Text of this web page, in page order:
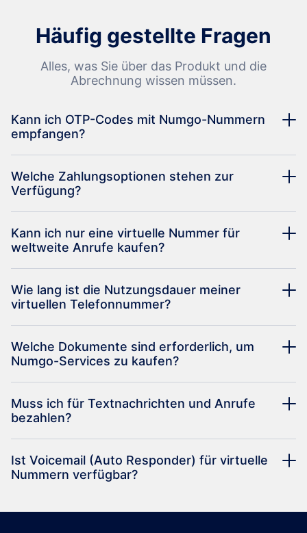
Häufig gestellte Fragen
Alles, was Sie über das Produkt und die
Abrechnung wissen müssen.
Kann ich OTP-Codes mit Numgo-Nummern
empfangen?
Welche Zahlungsoptionen stehen zur
Verfügung?
Kann ich nur eine virtuelle Nummer für
weltweite Anrufe kaufen?
Wie lang ist die Nutzungsdauer meiner
virtuellen Telefonnummer?
Welche Dokumente sind erforderlich, um
Numgo-Services zu kaufen?
Muss ich für Textnachrichten und Anrufe
bezahlen?
Ist Voicemail (Auto Responder) für virtuelle
Nummern verfügbar?